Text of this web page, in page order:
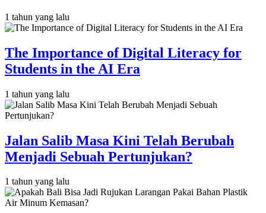
1 tahun yang lalu
The Importance of Digital Literacy for
Students in the AI Era
1 tahun yang lalu
Jalan Salib Masa Kini Telah Berubah
Menjadi Sebuah Pertunjukan?
1 tahun yang lalu